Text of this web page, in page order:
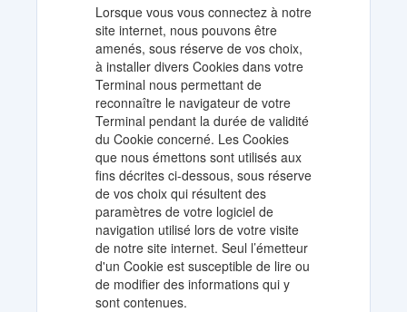
Lorsque vous vous connectez à notre
site internet, nous pouvons être
amenés, sous réserve de vos choix,
à installer divers Cookies dans votre
Terminal nous permettant de
reconnaître le navigateur de votre
Terminal pendant la durée de validité
du Cookie concerné. Les Cookies
que nous émettons sont utilisés aux
fins décrites ci-dessous, sous réserve
de vos choix qui résultent des
paramètres de votre logiciel de
navigation utilisé lors de votre visite
de notre site internet. Seul l’émetteur
d'un Cookie est susceptible de lire ou
de modifier des informations qui y
sont contenues.